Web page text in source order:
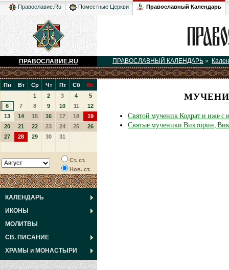
Православие.Ru Поместные Церкви Православный Календарь
ПРАВОСЛАВИЕ.RU ПРАВОСЛАВНЫЙ КАЛЕНДАРЬ »
Пн Вт Ср Чт Пт Сб
Вс
1
2 3 4
5
6
7 8 9 10 11
12
13
14 15 16 17 18
19
20
21 22 23 24 25
26
27
28 29 30 31
Ст. ст.
Нов. ст.
КАЛЕНДАРЬ
ИКОНЫ
МОЛИТВЫ
СВ. ПИСАНИЕ
ХРАМЫ и МОНАСТЫРИ
Святой мученик Кодрат и иже с
Святые мученики Викторин,